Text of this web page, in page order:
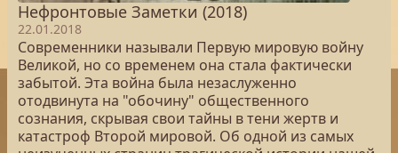
Нефронтовые Заметки (2018)
22.01.2018
Современники называли Первую мировую войну
Великой, но со временем она стала фактически
забытой. Эта война была незаслуженно
отодвинута на "обочину" общественного
сознания, скрывая свои тайны в тени жертв и
катастроф Второй мировой. Об одной из самых